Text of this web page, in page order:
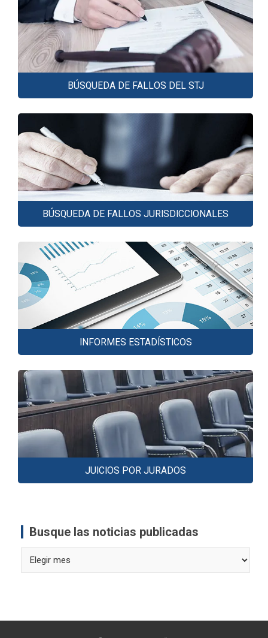
BÚSQUEDA DE FALLOS DEL STJ
BÚSQUEDA DE FALLOS JURISDICCIONALES
INFORMES ESTADÍSTICOS
JUICIOS POR JURADOS
Busque las noticias publicadas
las